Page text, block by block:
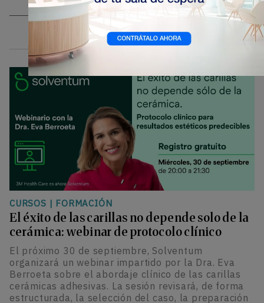
CURSOS | FORMACIÓN
El éxito de las carillas no depende solo de la
cerámica: webinar de protocolo clínico
El próximo 30 de septiembre, Solventum
organizará un webinar impartido por la Dra. Eva
Berroeta sobre el abordaje clínico de las carillas
cerámicas adhesivas. La sesión revisará, de forma
estructurada, la selección del caso, la preparación